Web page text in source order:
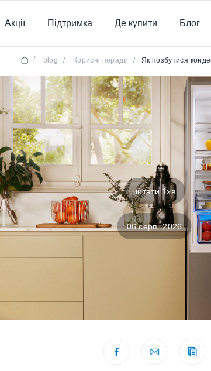
Акції Підтримка Де купити Блог
/ blog / Корисні поради / Як позбутися
читати 1хв
06 серп. 2026